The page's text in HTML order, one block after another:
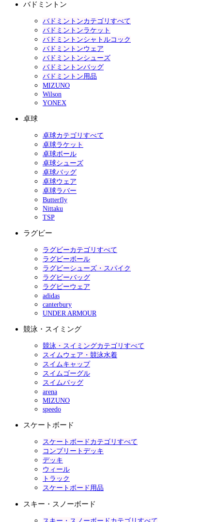
バドミントン
バドミントンカテゴリすべて
バドミントンラケット
バドミントンシャトルコック
バドミントンウェア
バドミントンシューズ
バドミントンバッグ
バドミントン用品
MIZUNO
Wilson
YONEX
卓球
卓球カテゴリすべて
卓球ラケット
卓球ボール
卓球シューズ
卓球バッグ
卓球ウェア
卓球ラバー
Butterfly
Nittaku
TSP
ラグビー
ラグビーカテゴリすべて
ラグビーボール
ラグビーシューズ・スパイク
ラグビーバッグ
ラグビーウェア
adidas
canterbury
UNDER ARMOUR
競泳・スイミング
競泳・スイミングカテゴリすべて
スイムウェア・競泳水着
スイムキャップ
スイムゴーグル
スイムバッグ
arena
MIZUNO
speedo
スケートボード
スケートボードカテゴリすべて
コンプリートデッキ
デッキ
ウィール
トラック
スケートボード用品
スキー・スノーボード